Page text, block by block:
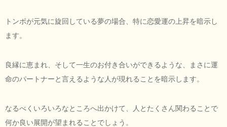
トンボが元気に旋回している夢の場合、特に恋愛運の上昇を暗示し
ます。
良縁に恵まれ、そして一生のお付き合いができるような、まさに運
命のパートナーと言えるような人が現れることを暗示します。
なるべくいろいろなところへ出かけて、人とたくさん関わることで
何か良い展開が望まれることでしょう。